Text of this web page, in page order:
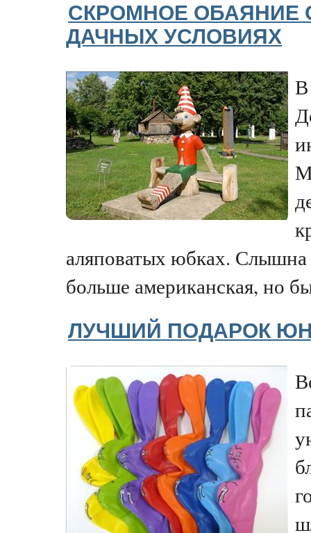
СКРОМНОЕ ОБАЯНИЕ
ДАЧНЫХ УСЛОВИЯХ
В
аляповатых юбках. Слышна
больше американская, но
ЛУЧШИЙ ПОДАРОК